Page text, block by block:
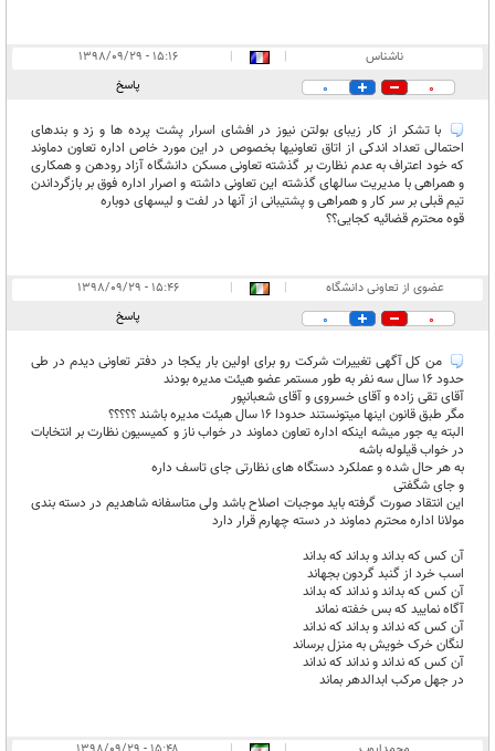
ناشناس |
|
۱۵:۱۶ - ۱۳۹۸/۰۹/۲۹
0
0 پاسخ
با تشکر از کار زیبای بولتن نیوز در افشای اسرار پشت پرده ها و زد و بندهای
احتمالی تعداد اندکی از اتاق تعاونیها بخصوص در این مورد خاص اداره تعاون دماوند
که خود اعتراف به عدم نظارت بر گذشته تعاونی مسکن دانشگاه آزاد رودهن و همکاری
و همراهی با مدیریت سالهای گذشته این تعاونی داشته و اصرار اداره فوق بر بازگرداندن
تیم قبلی بر سر کار و همراهی و پشتیبانی از آنها در لفت و لیسهای دوباره
قوه محترم قضائیه کجایی؟؟
عضوی از تعاونی دانشگاه |
|
۱۵:۴۶ - ۱۳۹۸/۰۹/۲۹
0
0 پاسخ
من کل آگهی تغییرات شرکت رو برای اولین بار یکجا در دفتر تعاونی دیدم در طی
حدود ۱۶ سال سه نفر به طور مستمر عضو هیئت مدیره بودند
آقای تقی زاده و آقای خسروی و آقای شعبانپور
مگر طبق قانون اینها میتونستند حدودا ۱۶ سال هیئت مدیره باشند ؟؟؟؟؟
البته یه جور میشه اینکه اداره تعاون دماوند در خواب ناز و کمیسیون نظارت بر انتخابات
در خواب قیلوله باشه
به هر حال شده و عملکرد دستگاه های نظارتی جای تاسف داره
و جای شگفتی
این انتقاد صورت گرفته باید موجبات اصلاح باشد ولی متاسفانه شاهدیم در دسته بندی
مولانا اداره محترم دماوند در دسته چهارم قرار دارد
آن کس که بداند و بداند که بداند
اسب خرد از گنبد گردون بجهاند
آن کس که بداند و نداند که بداند
آگاه نمایید که بس خفته نماند
آن کس که نداند و بداند که نداند
لنگان خرک خویش به منزل برساند
آن کس که نداند و نداند که نداند
در جهل مرکب ابدالدهر بماند